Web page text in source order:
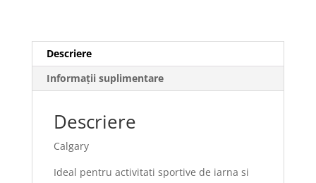
Descriere
Informații suplimentare
Descriere
Calgary
Ideal pentru activitati sportive de iarna si